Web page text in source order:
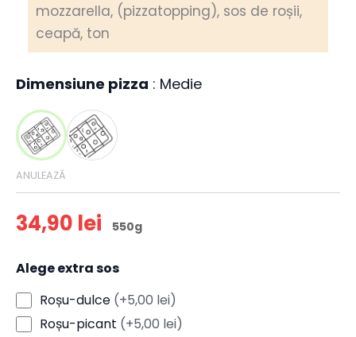
mozzarella, (pizzatopping), sos de roșii,
ceapă, ton
Dimensiune pizza Medie
ANULEAZĂ
34,90 lei 550g
Alege extra sos
Roșu-dulce (+5,00 lei)
Roșu-picant (+5,00 lei)